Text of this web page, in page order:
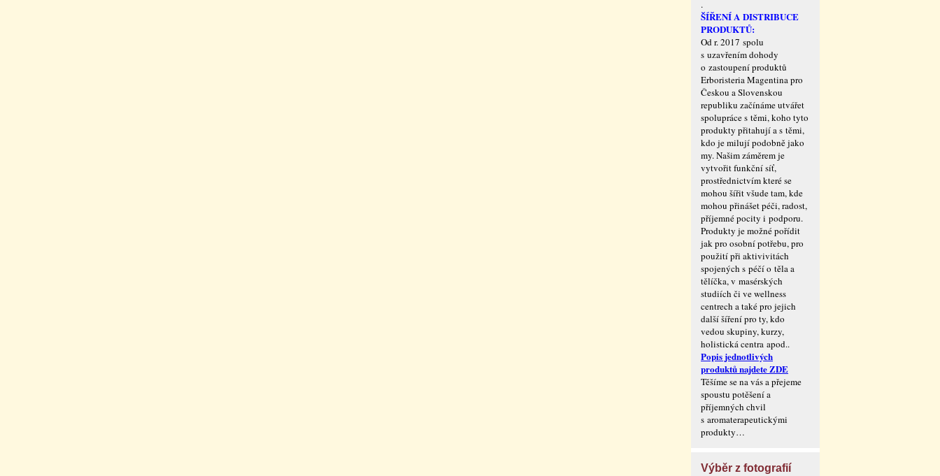
.
ŠÍŘENÍ A DISTRIBUCE
PRODUKTŮ:
Od r. 2017 spolu
s uzavřením dohody
o zastoupení produktů
Erboristeria Magentina pro
Českou a Slovenskou
republiku začínáme utvářet
spolupráce s těmi, koho tyto
produkty přitahují a s těmi,
kdo je milují podobně jako
my. Našim záměrem je
vytvořit funkční síť,
prostřednictvím které se
mohou šířit všude tam, kde
mohou přinášet péči, radost,
příjemné pocity i podporu.
Produkty je možné pořídit
jak pro osobní potřebu, pro
použití při aktivivitách
spojených s péčí o těla a
tělíčka, v masérských
studiích či ve wellness
centrech a také pro jejich
další šíření pro ty, kdo
vedou skupiny, kurzy,
holistická centra apod..
Popis jednotlivých
produktů najdete ZDE
Těšíme se na vás a přejeme
spoustu potěšení a
příjemných chvil
s aromaterape­utickými
produkty…
Výběr z fotografií